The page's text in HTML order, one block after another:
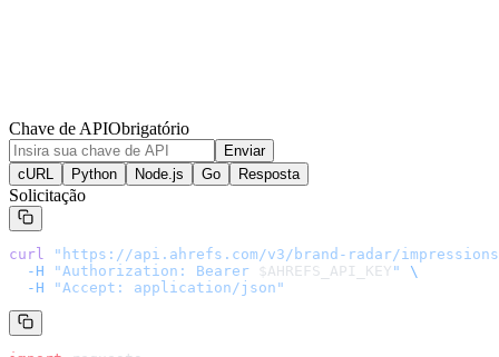
Chave de APIObrigatório
Enviar
cURL
Python Node.js Go Resposta
Solicitação
curl " https://api.ahrefs.com/v3/brand-radar/
  -H
"Authorization: Bearer $AHREFS_API_KEY "
\
  -H
"Accept: application/json"